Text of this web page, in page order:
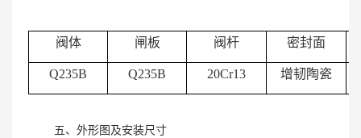
阀体 闸板 阀杆 密封面
Q235B Q235B 20Cr13 增韧陶瓷
五、外形图及安装尺寸